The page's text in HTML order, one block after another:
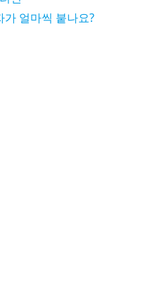
얼마씩 붙나요?